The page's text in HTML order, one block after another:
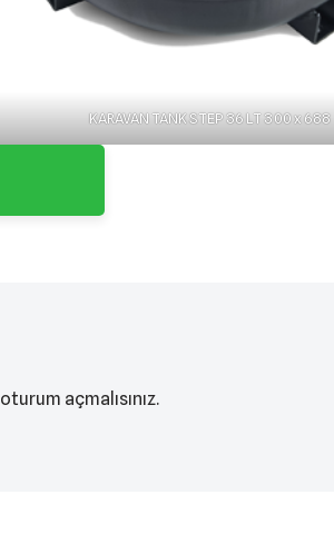
KARAVAN TANK STEP 36 LT 300 x 688
oturum açmalısınız.